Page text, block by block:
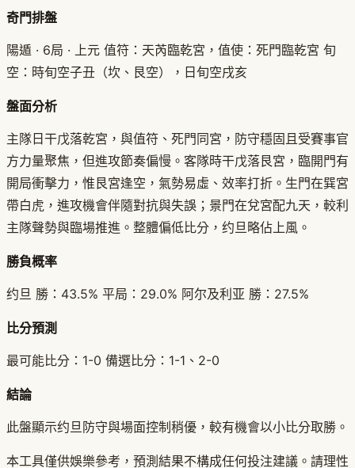
奇門排盤
陽遁 · 6局 · 上元 值符：天芮臨乾宮，值使：死門臨乾宮 旬
空：時旬空子丑（坎、艮空），日旬空戌亥
盤面分析
主隊日干戊落乾宮，與值符、死門同宮，防守穩固且受賽事官
方力量聚焦，但進攻節奏偏慢。客隊時干戊落艮宮，臨開門有
開局衝擊力，惟艮宮逢空，氣勢易虛、效率打折。生門在巽宮
帶白虎，進攻機會伴隨對抗與失誤；景門在兌宮配九天，較利
主隊聲勢與臨場推進。整體偏低比分，约旦略佔上風。
勝負概率
约旦 勝：43.5% 平局：29.0% 阿尔及利亚 勝：27.5%
比分預測
最可能比分：1-0 備選比分：1-1、2-0
結論
此盤顯示约旦防守與場面控制稍優，較有機會以小比分取勝。
本工具僅供娛樂參考，預測結果不構成任何投注建議。請理性